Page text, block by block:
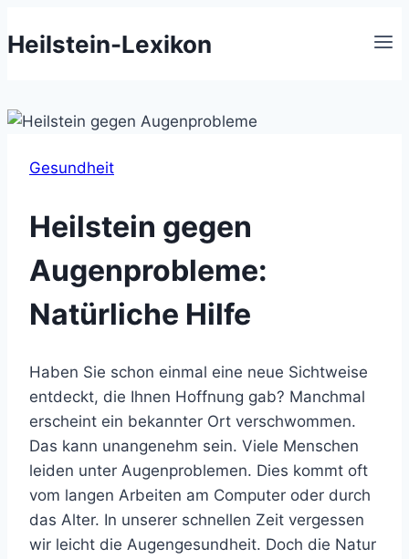
Inhalt
Heilstein-Lexikon
Gesundheit
Heilstein gegen
Augenprobleme:
Natürliche Hilfe
Haben Sie schon einmal eine neue Sichtweise
entdeckt, die Ihnen Hoffnung gab? Manchmal
erscheint ein bekannter Ort verschwommen.
Das kann unangenehm sein. Viele Menschen
leiden unter Augenproblemen. Dies kommt oft
vom langen Arbeiten am Computer oder durch
das Alter. In unserer schnellen Zeit vergessen
wir leicht die Augengesundheit. Doch die Natur